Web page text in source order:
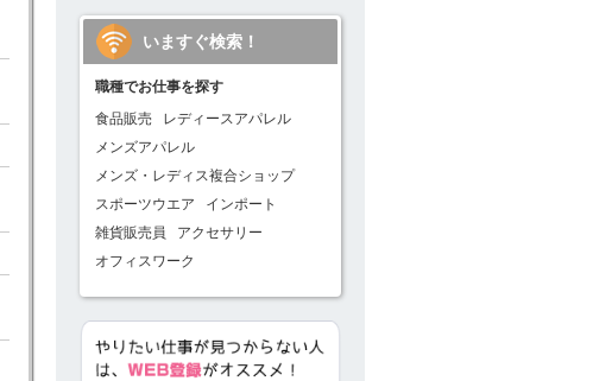
いますぐ検索！
職種でお仕事を探す
食品販売
レディースアパレル
メンズアパレル
メンズ・レディス複合ショップ
スポーツウエア
インポート
雑貨販売員
アクセサリー
オフィスワーク